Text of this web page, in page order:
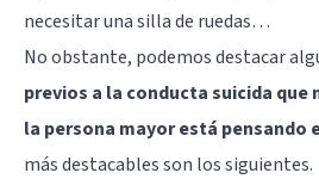
necesitar una silla de ruedas…
No obstante, podemos destacar
previos a la conducta suicida que
la persona mayor está pensando
más destacables son los siguientes.